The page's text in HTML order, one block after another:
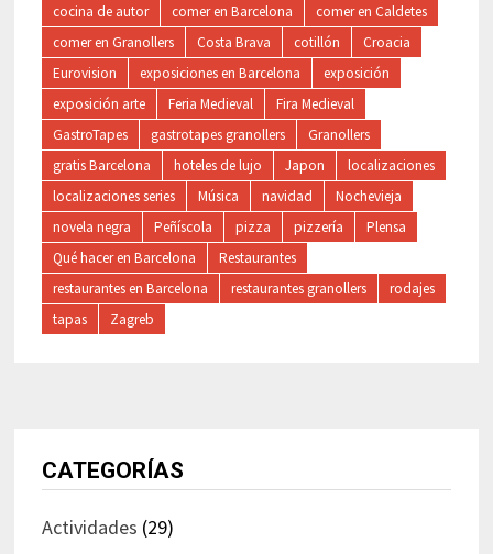
cocina de autor
comer en Barcelona
comer en Caldetes
comer en Granollers
Costa Brava cotillón
Croacia
Eurovision
exposiciones en Barcelona
exposición
exposición arte
Feria Medieval
Fira Medieval
GastroTapes
gastrotapes granollers
Granollers
gratis Barcelona
hoteles de lujo Japon
localizaciones
localizaciones series
Música navidad
Nochevieja
novela negra
Peñíscola pizza pizzería
Plensa
Qué hacer en Barcelona
Restaurantes
restaurantes en Barcelona
restaurantes granollers
rodajes
tapas
Zagreb
CATEGORÍAS
Actividades (29)